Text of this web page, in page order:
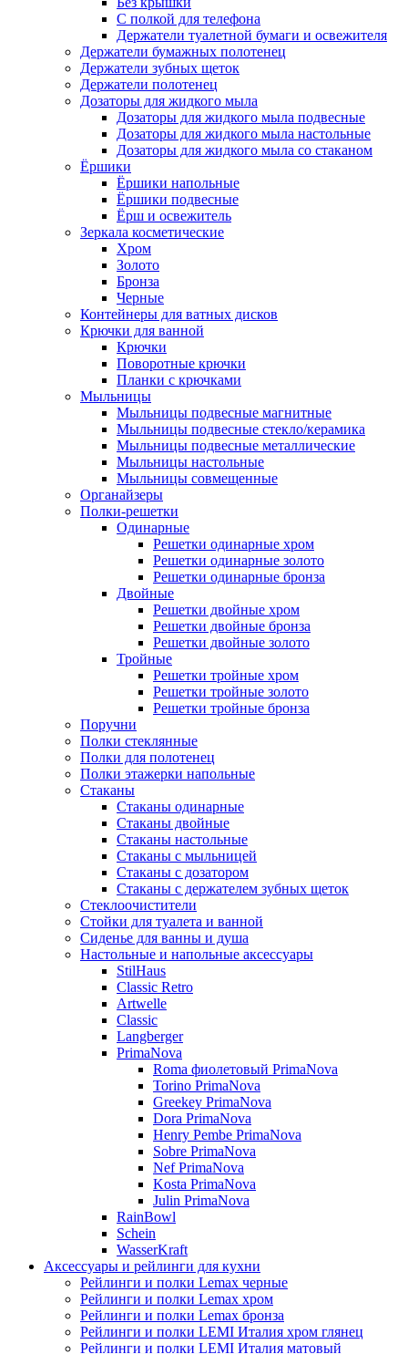
С полкой для телефона
Держатели туалетной бумаги и освежителя
Держатели бумажных полотенец
Держатели зубных щеток
Держатели полотенец
Дозаторы для жидкого мыла
Дозаторы для жидкого мыла подвесные
Дозаторы для жидкого мыла настольные
Дозаторы для жидкого мыла со стаканом
Ёршики
Ёршики напольные
Ёршики подвесные
Ёрш и освежитель
Зеркала косметические
Хром
Золото
Бронза
Черные
Контейнеры для ватных дисков
Крючки для ванной
Крючки
Поворотные крючки
Планки с крючками
Мыльницы
Мыльницы подвесные магнитные
Мыльницы подвесные стекло/керамика
Мыльницы подвесные металлические
Мыльницы настольные
Мыльницы совмещенные
Органайзеры
Полки-решетки
Одинарные
Решетки одинарные хром
Решетки одинарные золото
Решетки одинарные бронза
Двойные
Решетки двойные хром
Решетки двойные бронза
Решетки двойные золото
Тройные
Решетки тройные хром
Решетки тройные золото
Решетки тройные бронза
Поручни
Полки стеклянные
Полки для полотенец
Полки этажерки напольные
Стаканы
Стаканы одинарные
Стаканы двойные
Стаканы настольные
Стаканы с мыльницей
Стаканы с дозатором
Стаканы с держателем зубных щеток
Стеклоочистители
Стойки для туалета и ванной
Сиденье для ванны и душа
Настольные и напольные аксессуары
StilHaus
Classic Retro
Artwelle
Classic
Langberger
PrimaNova
Roma фиолетовый PrimaNova
Torino PrimaNova
Greekey PrimaNova
Dora PrimaNova
Henry Pembe PrimaNova
Sobre PrimaNova
Nef PrimaNova
Kosta PrimaNova
Julin PrimaNova
RainBowl
Schein
WasserKraft
Аксессуары и рейлинги для кухни
Рейлинги и полки Lemax черные
Рейлинги и полки Lemax хром
Рейлинги и полки Lemax бронза
Рейлинги и полки LEMI Италия хром глянец
Рейлинги и полки LEMI Италия матовый